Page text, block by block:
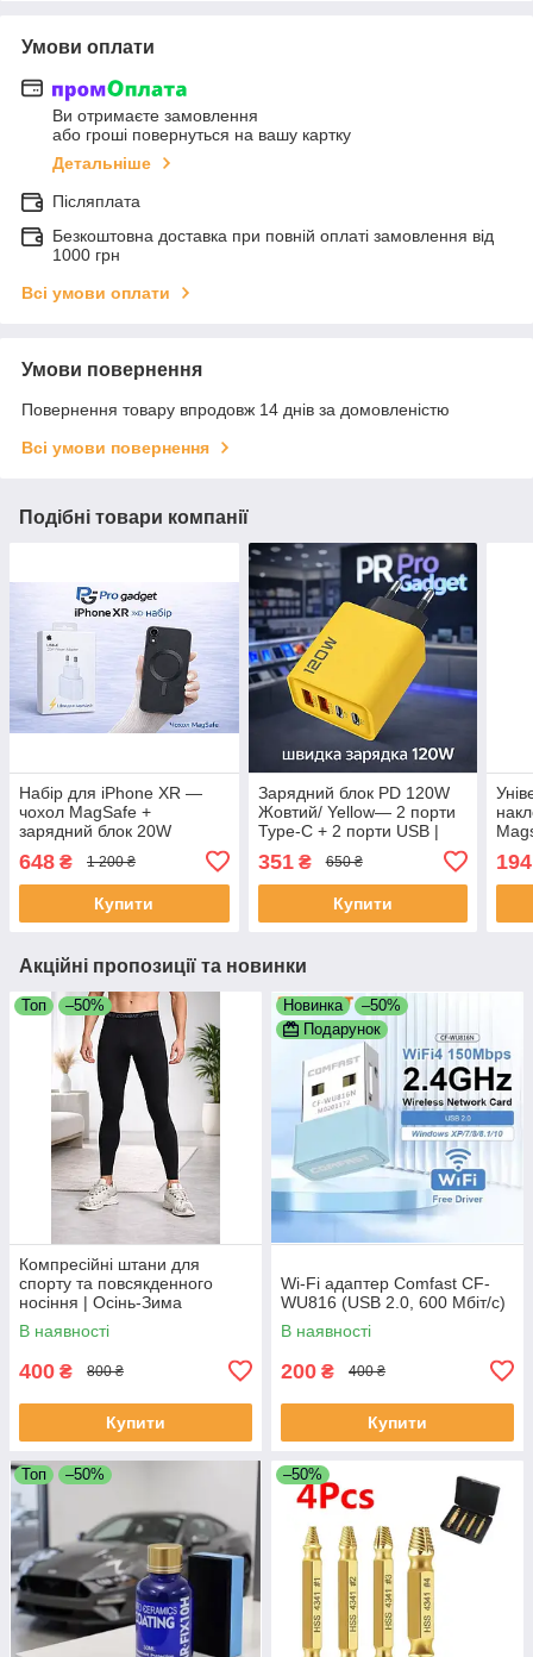
Умови оплати
Ви отримаєте замовлення
або гроші повернуться на вашу картку
Детальніше
Післяплата
Безкоштовна доставка при повній оплаті замовлення від
1000 грн
Всі умови оплати
Умови повернення
Повернення товару впродовж 14 днів за домовленістю
Всі умови повернення
Подібні товари компанії
Набір для iPhone XR —
чохол MagSafe +
зарядний блок 20W
648 ₴ 1 200 ₴
Купити
Зарядний блок PD 120W
Жовтий/ Yellow— 2 порти
Type-C + 2 порти USB |
для iPhone, Samsung,
Xiaomi, Huawei
351₴ 650 ₴
Купити
Акційні пропозиції та новинки
Топ –50%
Компресійні штани для
спорту та повсякденного
носіння | Осінь-Зима
В наявності
400 ₴ 800 ₴
Купити
Новинка
–50%
Подарунок
Wi-Fi адаптер Comfast CF-
WU816 (USB 2.0, 600 Мбіт/с)
В наявності
200 ₴ 400 ₴
Купити
Топ –50% –50%